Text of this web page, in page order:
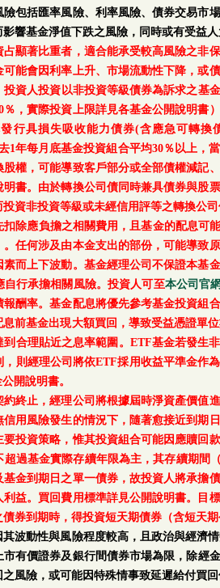
包括匯率風險、利率風險、債券交易市
響基金淨值下跌之風險，同時或有受益
顯著比重者，適合能承受較高風險之非
能會因利率上升、市場流動性下降，或
資人投資以非投資等級債券為訴求之基
％，實際投資上限詳見各基金公開說明
行具損失吸收能力債券(含應急可轉換
1年每月底基金投資組合平均30％以上，
權，可能導致客戶部分或全部債權減記
明書。由於轉換公司債同時兼具債券與
資非投資等級或未經信用評等之轉換公司
除應負擔之相關費用，且基金的配息可
。任何涉及由本金支出的部份，可能導
而上下波動。基金經理公司不保證本基
行承擔相關風險。投資人可至本公司官
酬率。基金配息將優先參考基金投資組
前基金出現大額買回，導致受益憑證單
合理貼近之息率範圍。ETF基金若發生
則經理公司將依ETF採用收益平準金作
開說明書。
約終止，經理公司將根據屆時淨資產價
用風險發生的情況下，隨著愈接近到期
投資策略，惟其投資組合可能因應贖回
過基金實際存續年限為主，其存續期
金到期日之單一債券，故投資人將承擔
益。買回費用標準詳見公開說明書。目
券到期時，得投資短天期債券（含短天
波動性與風險程度較高，且政治與經濟
有價證券及銀行間債券市場為限，除經
風險，或可能因特殊情事致延遲給付買